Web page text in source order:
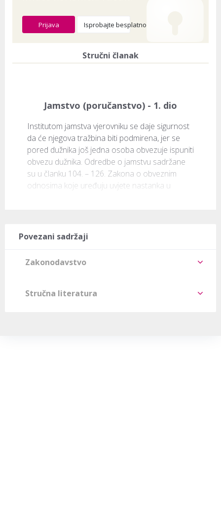
Prijava Isprobajte besplatno
Stručni članak
Jamstvo (poručanstvo) - 1. dio
Institutom jamstva vjerovniku se daje sigurnost
da će njegova tražbina biti podmirena, jer se
pored dužnika još jedna osoba obvezuje ispuniti
obvezu dužnika. Odredbe o jamstvu sadržane
su u članku 104. – 126. Zakona o obveznim
odnosima koje uređuju uvjete nastanka u
Povezani sadržaji
Zakonodavstvo
Stručna literatura